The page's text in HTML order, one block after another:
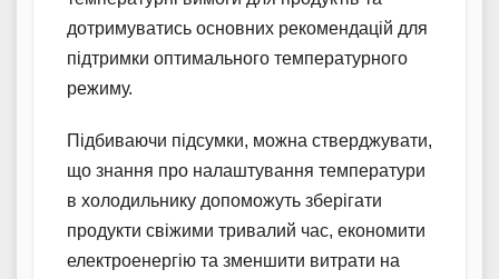
дотримуватись основних рекомендацій для
підтримки оптимального температурного
режиму.
Підбиваючи підсумки, можна стверджувати,
що знання про налаштування температури
в холодильнику допоможуть зберігати
продукти свіжими тривалий час, економити
електроенергію та зменшити витрати на